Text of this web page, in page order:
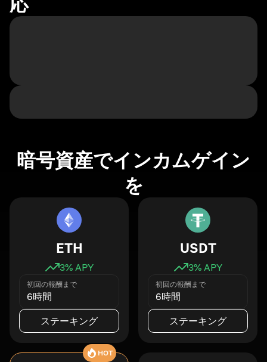
暗号資産でインカムゲイン
を
ETH
3% APY
初回の報酬まで
6時間
ステーキング
USDT
3% APY
初回の報酬まで
6時間
ステーキング
HOT